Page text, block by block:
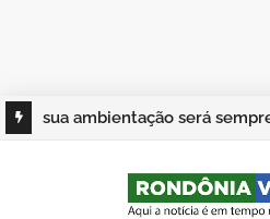
sua ambientação será